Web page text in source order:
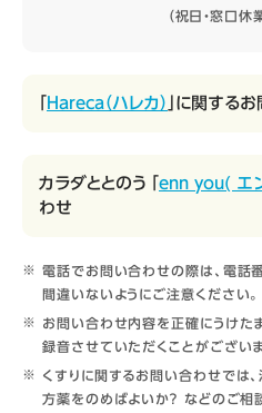
（祝日・窓口休
「Hareca（ハレカ） 」に関する
カラダととのう 「enn you( エ
わせ
電話でお問い合わせの際は、電話
間違いないようにご注意ください。
お問い合わせ内容を正確にうけた
録音させていただくことがございま
くすりに関するお問い合わせでは
方薬をのめばよいか？ などのご相